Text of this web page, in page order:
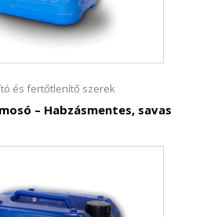
és fertőtlenítő szerek
– Habzásmentes, savas